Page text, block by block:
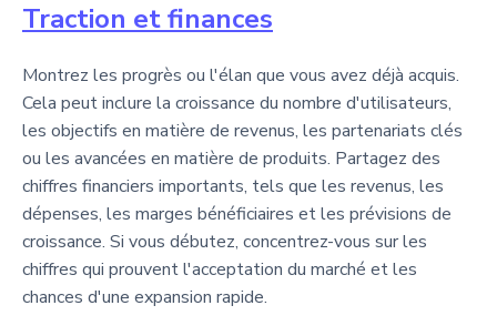
Traction et finances
Montrez les progrès ou l'élan que vous avez déjà acquis.
Cela peut inclure la croissance du nombre d'utilisateurs,
les objectifs en matière de revenus, les partenariats clés
ou les avancées en matière de produits. Partagez des
chiffres financiers importants, tels que les revenus, les
dépenses, les marges bénéficiaires et les prévisions de
croissance. Si vous débutez, concentrez-vous sur les
chiffres qui prouvent l'acceptation du marché et les
chances d'une expansion rapide.